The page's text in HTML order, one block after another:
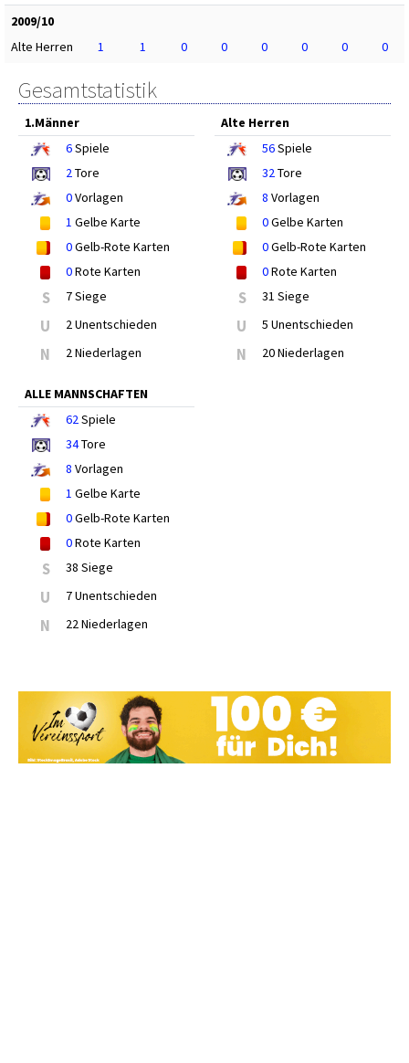
2009/10
Alte Herren
1 1 0 0 0 0 0 0
Gesamtstatistik
1.Männer
6Spiele
2Tore
0Vorlagen
1 Gelbe Karte
0Gelb-Rote Karten
0Rote Karten
S 7 Siege
U 2 Unentschieden
N 2 Niederlagen
Alte Herren
56Spiele
32Tore
8 Vorlagen
0Gelbe Karten
0Gelb-Rote Karten
0Rote Karten
S 31 Siege
U 5 Unentschieden
N 20 Niederlagen
ALLE MANNSCHAFTEN
62Spiele
34Tore
8 Vorlagen
1 Gelbe Karte
0Gelb-Rote Karten
0Rote Karten
S 38 Siege
U 7 Unentschieden
N 22 Niederlagen